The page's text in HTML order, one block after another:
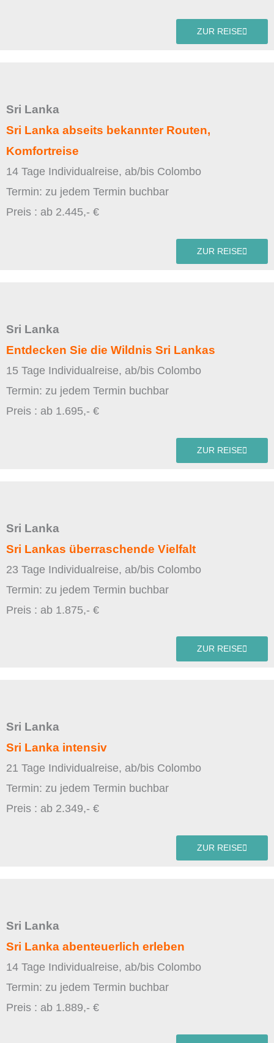
ZUR REISE
Sri Lanka
Sri Lanka abseits bekannter Routen,
Komfortreise
14 Tage Individualreise, ab/bis Colombo
Termin: zu jedem Termin buchbar
Preis : ab 2.445,- €
ZUR REISE
Sri Lanka
Entdecken Sie die Wildnis Sri Lankas
15 Tage Individualreise, ab/bis Colombo
Termin: zu jedem Termin buchbar
Preis : ab 1.695,- €
ZUR REISE
Sri Lanka
Sri Lankas überraschende Vielfalt
23 Tage Individualreise, ab/bis Colombo
Termin: zu jedem Termin buchbar
Preis : ab 1.875,- €
ZUR REISE
Sri Lanka
Sri Lanka intensiv
21 Tage Individualreise, ab/bis Colombo
Termin: zu jedem Termin buchbar
Preis : ab 2.349,- €
ZUR REISE
Sri Lanka
Sri Lanka abenteuerlich erleben
14 Tage Individualreise, ab/bis Colombo
Termin: zu jedem Termin buchbar
Preis : ab 1.889,- €